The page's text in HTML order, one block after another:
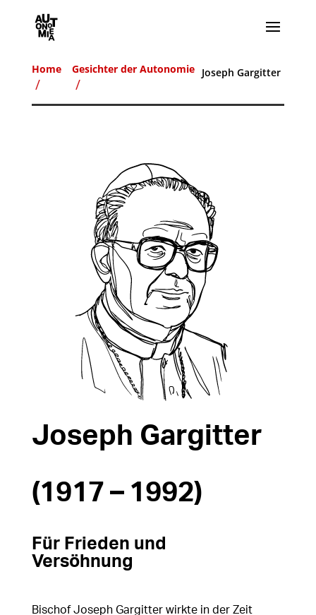
Home Gesichter der Autonomie Joseph Gargitter
Joseph Gargitter
(1917 – 1992)
Für Frieden und
Versöhnung
Bischof Joseph Gargitter wirkte in der Zeit